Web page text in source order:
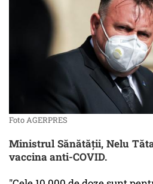
Foto AGERPRES
Ministrul Sănătății, Nelu
vaccina anti-COVID.